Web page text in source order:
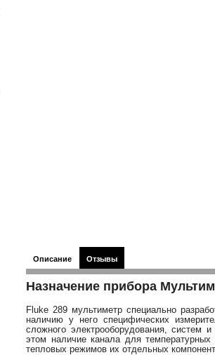
Описание Отзывы
Назначение прибора
Fluke 289 мультиметр специально
наличию у него специфических
сложного электрооборудования, систем
этом наличие канала для температурных
тепловых режимов их отдельных